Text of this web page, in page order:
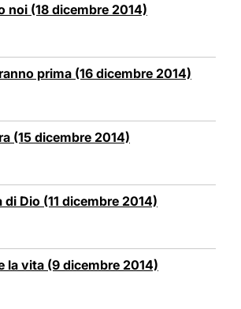
noi (18 dicembre 2014)
prima (16 dicembre 2014)
(15 dicembre 2014)
di Dio (11 dicembre 2014)
la vita (9 dicembre 2014)